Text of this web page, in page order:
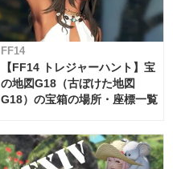
FF14
【FF14 トレジャーハント】宝
の地図G18（古ぼけた地図
G18）の宝箱の場所・座標一覧